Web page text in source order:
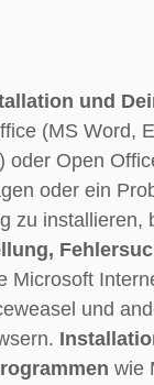
und
(MS Word,
oder Open
oder ein
zu installieren,
Microsoft
und
wie